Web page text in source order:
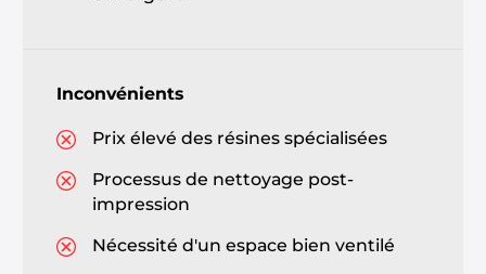
Inconvénients
Prix élevé des résines spécialisées
Processus de nettoyage post-
impression
Nécessité d'un espace bien ventilé